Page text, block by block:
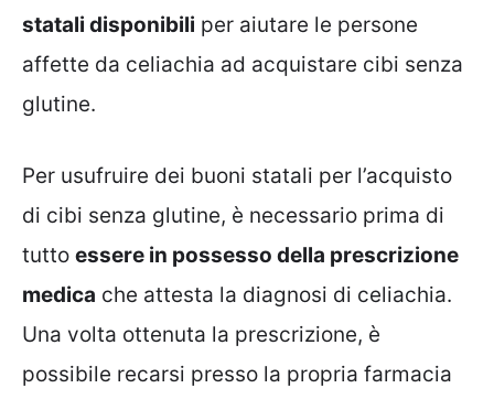
statali disponibili per aiutare le persone
affette da celiachia ad acquistare cibi senza
glutine.
Per usufruire dei buoni statali per l’acquisto
di cibi senza glutine, è necessario prima di
tutto essere in possesso della prescrizione
medica che attesta la diagnosi di celiachia.
Una volta ottenuta la prescrizione, è
possibile recarsi presso la propria farmacia